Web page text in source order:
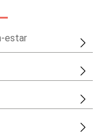
estar